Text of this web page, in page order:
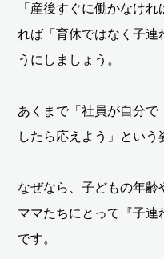
「産後すぐに働かなけ
れば「育休ではなく子連
うにしましょう。
あくまで「社員が自分
したら応えよう」という
なぜなら、子どもの年齢
ママたちにとって『子連
です。